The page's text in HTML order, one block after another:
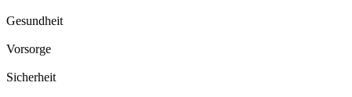
Gesundheit
Vorsorge
Sicherheit